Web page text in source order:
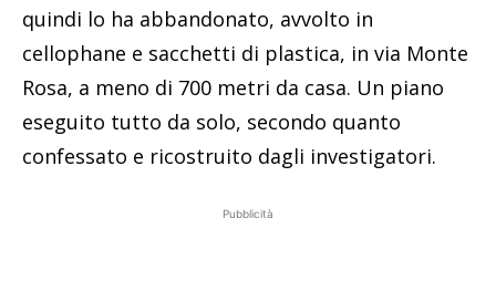
quindi lo ha abbandonato, avvolto in
cellophane e sacchetti di plastica, in via Monte
Rosa, a meno di 700 metri da casa. Un piano
eseguito tutto da solo, secondo quanto
confessato e ricostruito dagli investigatori.
Pubblicità